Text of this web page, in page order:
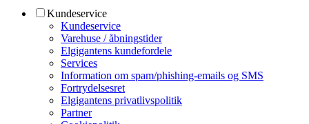
Kundeservice
Kundeservice
Varehuse / åbningstider
Elgigantens kundefordele
Services
Information om spam/phishing-emails og SMS
Fortrydelsesret
Elgigantens privatlivspolitik
Partner